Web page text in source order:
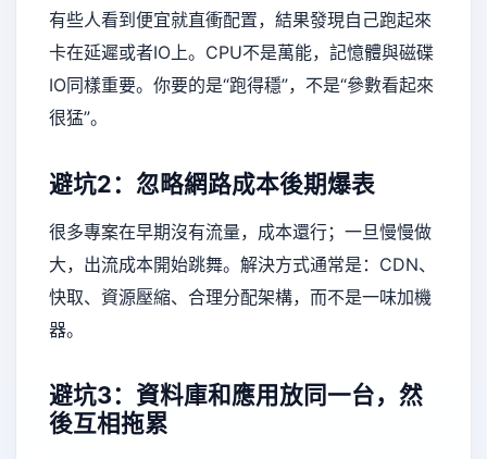
有些人看到便宜就直衝配置，結果發現自己跑起來
卡在延遲或者IO上。CPU不是萬能，記憶體與磁碟
IO同樣重要。你要的是“跑得穩”，不是“參數看起來
很猛”。
避坑2：忽略網路成本後期爆表
很多專案在早期沒有流量，成本還行；一旦慢慢做
大，出流成本開始跳舞。解決方式通常是：CDN、
快取、資源壓縮、合理分配架構，而不是一味加機
器。
避坑3：資料庫和應用放同一台，然
後互相拖累